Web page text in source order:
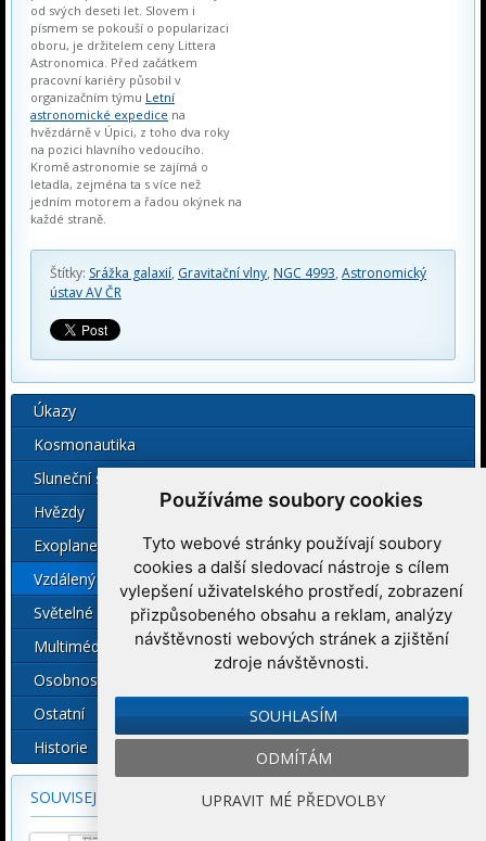
Používáme soubory cookies
Tyto webové stránky používají soubory
cookies a další sledovací nástroje s cílem
vylepšení uživatelského prostředí, zobrazení
přizpůsobeného obsahu a reklam, analýzy
návštěvnosti webových stránek a zjištění
zdroje návštěvnosti.
SOUHLASÍM
ODMÍTÁM
UPRAVIT MÉ PŘEDVOLBY
od svých deseti let. Slovem i
písmem se pokouší o popularizaci
oboru, je držitelem ceny Littera
Astronomica. Před začátkem
pracovní kariéry působil v
organizačním týmu Letní
astronomické expedice na
hvězdárně v Úpici, z toho dva roky
na pozici hlavního vedoucího.
Kromě astronomie se zajímá o
letadla, zejména ta s více než
jedním motorem a řadou okýnek na
každé straně.
Štítky: Srážka galaxií, Gravitační vlny, NGC 4993, Astronomický
ústav AV ČR
Úkazy
Kosmonautika
Sluneční soustava
Hvězdy
Exoplanety
Vzdálený vesmír
Světelné znečištění
Multimédia
Osobnosti
Ostatní
Historie
SOUVISEJÍCÍ FOTOGRAFIE